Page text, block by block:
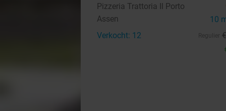
Pizzeria Trattoria Il Porto
Assen 10
Verkocht: 12